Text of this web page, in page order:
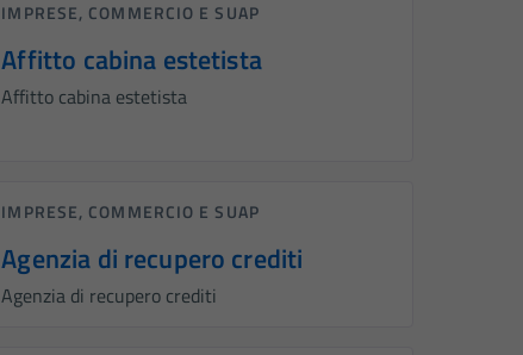
IMPRESE, COMMERCIO E SUAP
Affitto cabina estetista
Affitto cabina estetista
IMPRESE, COMMERCIO E SUAP
Agenzia di recupero crediti
Agenzia di recupero crediti